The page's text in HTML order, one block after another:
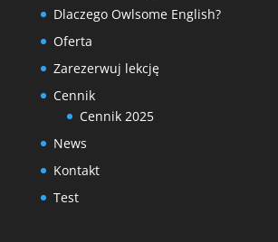
Dlaczego Owlsome English?
Oferta
Zarezerwuj lekcję
Cennik
Cennik 2025
News
Kontakt
Test